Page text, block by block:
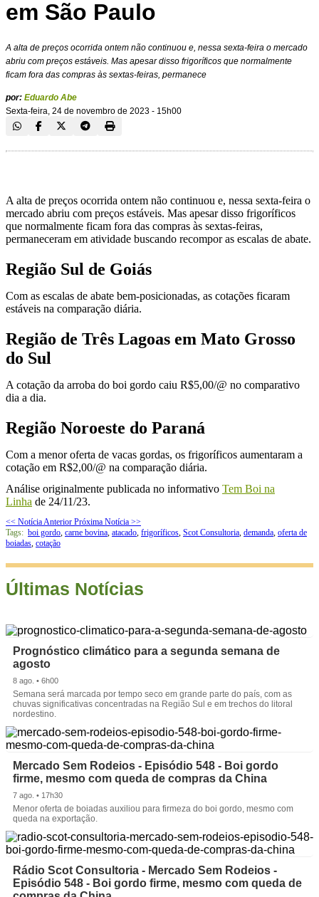
em São Paulo
A alta de preços ocorrida ontem não continuou e, nessa sexta-feira o mercado
abriu com preços estáveis. Mas apesar disso frigoríficos que normalmente
ficam fora das compras às sextas-feiras, permanece
por: Eduardo Abe
Sexta-feira, 24 de novembro de 2023 - 15h00
A alta de preços ocorrida ontem não continuou e, nessa sexta-feira o
mercado abriu com preços estáveis. Mas apesar disso frigoríficos
que normalmente ficam fora das compras às sextas-feiras,
permaneceram em atividade buscando recompor as escalas de abate.
Região Sul de Goiás
Com as escalas de abate bem-posicionadas, as cotações ficaram
estáveis na comparação diária.
Região de Três Lagoas em Mato Grosso
do Sul
A cotação da arroba do boi gordo caiu R$5,00/@ no comparativo
dia a dia.
Região Noroeste do Paraná
Com a menor oferta de vacas gordas, os frigoríficos aumentaram a
cotação em R$2,00/@ na comparação diária.
Análise originalmente publicada no informativo Tem Boi na
Linha de 24/11/23.
<< Notícia Anterior Próxima Notícia >>
Tags: boi gordo carne bovina atacado frigoríficos Scot Consultoria demanda oferta de
boiadas cotação
Últimas Notícias
Prognóstico climático para a segunda semana de
agosto
8 ago. • 6h00
Semana será marcada por tempo seco em grande parte do país, com as
chuvas significativas concentradas na Região Sul e em trechos do litoral
nordestino.
Mercado Sem Rodeios - Episódio 548 - Boi gordo
firme, mesmo com queda de compras da China
7 ago. • 17h30
Menor oferta de boiadas auxiliou para firmeza do boi gordo, mesmo com
queda na exportação.
Rádio Scot Consultoria - Mercado Sem Rodeios -
Episódio 548 - Boi gordo firme, mesmo com queda de